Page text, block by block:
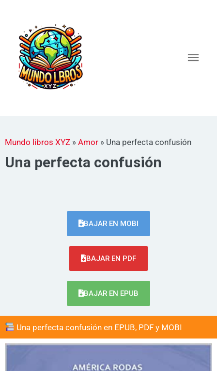
contenido
Mundo libros XYZ » Amor » Una perfecta confusión
Una perfecta confusión
BAJAR EN MOBI
BAJAR EN PDF
BAJAR EN EPUB
Una perfecta confusión en EPUB, PDF y MOBI